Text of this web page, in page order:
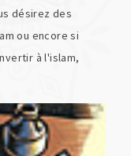
désirez des
ou encore si
à l'islam,